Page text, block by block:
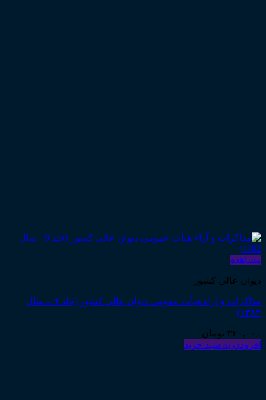
مشاهده
دیوان عالی کشور
مذاکرات و آراء هیأت عمومی دیوان عالی کشور (جلد ۹ – سال
۱۳۸۲)
۳۲۰,۰۰۰ تومان
افزودن به سبد خرید